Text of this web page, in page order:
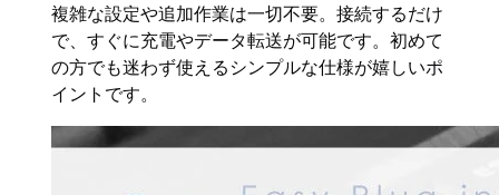
複雑な設定や追加作業は一切不要。接続するだけ
で、すぐに充電やデータ転送が可能です。初めて
の方でも迷わず使えるシンプルな仕様が嬉しいポ
イントです。